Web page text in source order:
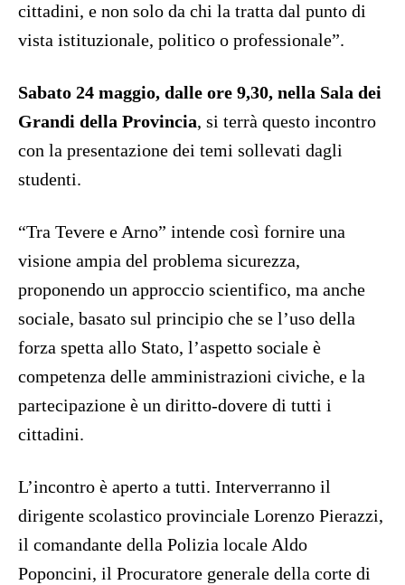
cittadini, e non solo da chi la tratta dal punto di
vista istituzionale, politico o professionale”.
Sabato 24 maggio, dalle ore 9,30, nella Sala dei
Grandi della Provincia, si terrà questo incontro
con la presentazione dei temi sollevati dagli
studenti.
“Tra Tevere e Arno” intende così fornire una
visione ampia del problema sicurezza,
proponendo un approccio scientifico, ma anche
sociale, basato sul principio che se l’uso della
forza spetta allo Stato, l’aspetto sociale è
competenza delle amministrazioni civiche, e la
partecipazione è un diritto-dovere di tutti i
cittadini.
L’incontro è aperto a tutti. Interverranno il
dirigente scolastico provinciale Lorenzo Pierazzi,
il comandante della Polizia locale Aldo
Poponcini, il Procuratore generale della corte di